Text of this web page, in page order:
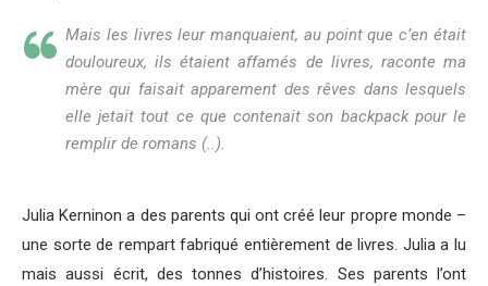
Mais les livres leur manquaient, au point que c’en était
douloureux, ils étaient affamés de livres, raconte ma
mère qui faisait apparement des rêves dans lesquels
elle jetait tout ce que contenait son backpack pour le
remplir de romans (..).
Julia Kerninon a des parents qui ont créé leur propre monde –
une sorte de rempart fabriqué entièrement de livres. Julia a lu
mais aussi écrit, des tonnes d’histoires. Ses parents l’ont